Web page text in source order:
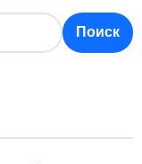
Поиск